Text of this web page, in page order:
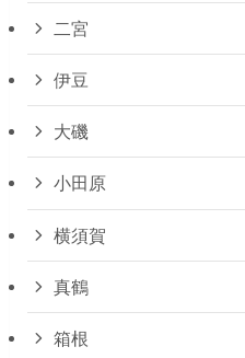
二宮
伊豆
大磯
小田原
横須賀
真鶴
箱根